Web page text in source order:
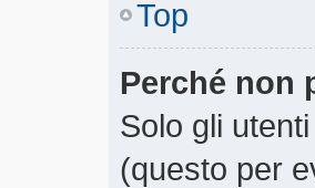
Top
Perché non
Solo gli
(questo per